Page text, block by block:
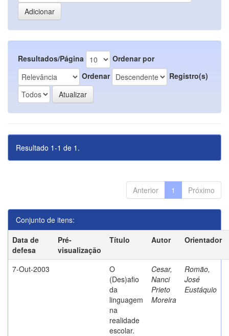
Resultados/Página
Ordenar por
Ordenar
Registro(s)
Resultado 1-1 de 1.
Anterior 1 Próximo
Conjunto de itens:
Data de
defesa
Pré-
visualização
Título Autor Orientador
7-Out-2003
O
(Des)afio
da
linguagem
na
realidade
escolar.
Cesar,
Nanci
Prieto
Moreira
Romão,
José
Eustáquio